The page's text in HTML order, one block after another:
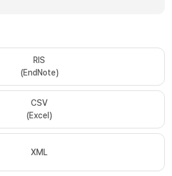
RIS
(EndNote)
CSV
(Excel)
XML